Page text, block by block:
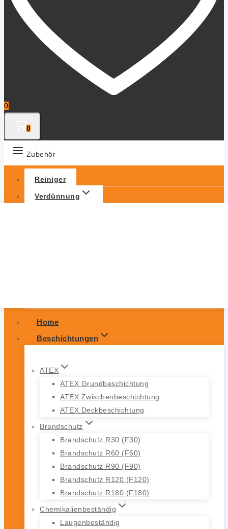
0
0
Zubehör
Reiniger
Verdünnung
Home
Beschichtungen
ATEX
ATEX Grundbeschichtung
ATEX Zwischenbeschichtung
ATEX Deckbeschichtung
Brandschutz
Brandschutz R30 (F30)
Brandschutz R60 (F60)
Brandschutz R90 (F90)
Brandschutz R120 (F120)
Brandschutz R180 (F180)
Chemikalienbeständig
Laugenbeständig